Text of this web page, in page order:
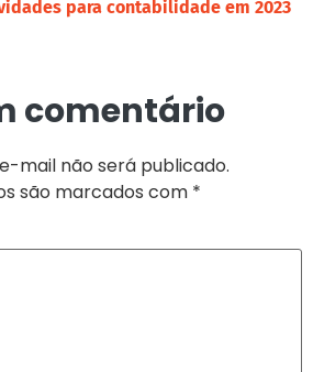
para contabilidade em 2023
comentário
mail não será publicado.
são marcados com *